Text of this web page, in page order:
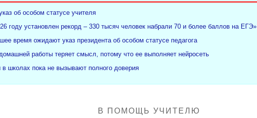
об особом статусе учителя
году установлен рекорд – 330 тысяч человек набрали 70 и более баллов на ЕГЭ»
время ожидают указ президента об особом статусе педагога
работы теряет смысл, потому что ее выполняет нейросеть
в школах пока не вызывают полного доверия
В ПОМОЩЬ УЧИТЕЛЮ